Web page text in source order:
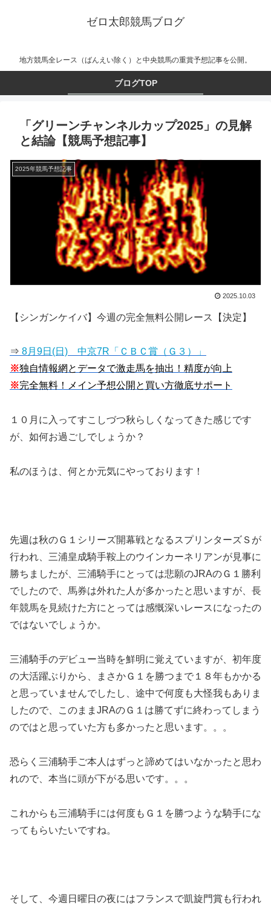
ゼロ太郎競馬ブログ
地方競馬全レース（ばんえい除く）と中央競馬の重賞予想記事を公開。
ブログTOP
「グリーンチャンネルカップ2025」の見解
と結論【競馬予想記事】
2025年競馬予想記事
2025.10.03
【シンガンケイバ】今週の完全無料公開レース【決定】
⇒ 8月9日(日) 中京7R「ＣＢＣ賞（Ｇ３）」
※独自情報網とデータで激走馬を抽出！精度が向上
※完全無料！メイン予想公開と買い方徹底サポート
１０月に入ってすこしづつ秋らしくなってきた感じです
が、如何お過ごしでしょうか？
私のほうは、何とか元気にやっております！
先週は秋のＧ１シリーズ開幕戦となるスプリンターズＳが
行われ、三浦皇成騎手鞍上のウインカーネリアンが見事に
勝ちましたが、三浦騎手にとっては悲願のJRAのＧ１勝利
でしたので、馬券は外れた人が多かったと思いますが、長
年競馬を見続けた方にとっては感慨深いレースになったの
ではないでしょうか。
三浦騎手のデビュー当時を鮮明に覚えていますが、初年度
の大活躍ぶりから、まさかＧ１を勝つまで１８年もかかる
と思っていませんでしたし、途中で何度も大怪我もありま
したので、このままJRAのＧ１は勝てずに終わってしまう
のではと思っていた方も多かったと思います。。。
恐らく三浦騎手ご本人はずっと諦めてはいなかったと思わ
れので、本当に頭が下がる思いです。。。
これからも三浦騎手には何度もＧ１を勝つような騎手にな
ってもらいたいですね。
そして、今週日曜日の夜にはフランスで凱旋門賞も行われ